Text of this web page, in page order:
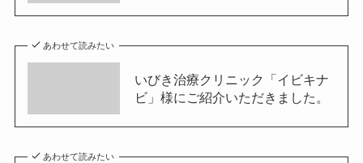
あわせて読みたい
いびき治療クリニック「イビキナ
ビ」様にご紹介いただきました。
あわせて読みたい